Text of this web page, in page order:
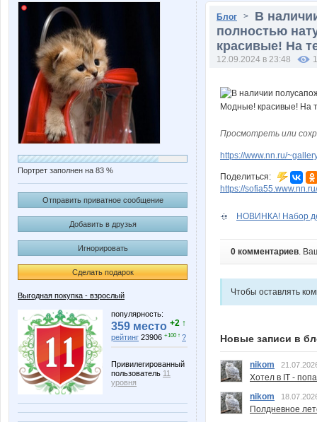
Портрет заполнен на 83 %
Отправить приватное сообщение
Добавить в друзья
Игнорировать
Сделать подарок
Выгодная покупка - взрослый
популярность:
359 место +2 ↑
рейтинг 23906 +100 ↑ ?
Привилегированный
пользователь 11
уровня
Блог > В
полностью
красивые! На
12.09.2024 в 23:48
Просмотреть или
https://www.nn.ru/
Поделиться:
https://
НОВИНКА! Набор
0 комментариев.
Чтобы оставлять
Новые записи в
nikom
Хотел в IT -
nikom
Полдневное